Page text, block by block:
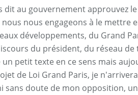
dit au gouvernement approuvez
nous nous engageons à le mettre
développements, du Grand
du président, du réseau de
petit texte en ce sens mais
de Loi Grand Paris, je
sans doute de mon opposition,